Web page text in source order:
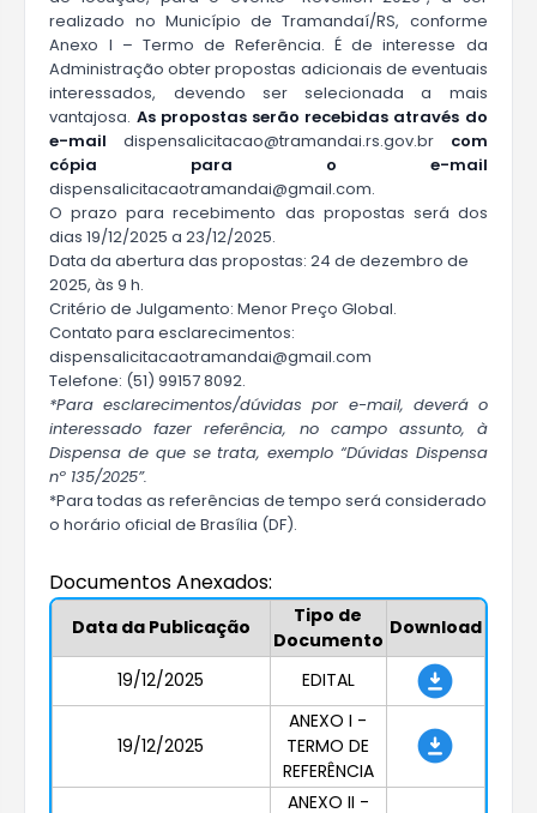
realizado no Município de Tramandaí/RS, conforme
Anexo I – Termo de Referência. É de interesse da
Administração obter propostas adicionais de eventuais
interessados, devendo ser selecionada a mais
vantajosa. As propostas serão recebidas através do
e-mail dispensalicitacao@tramandai.rs.gov.br
com
cópia para o e-mail
dispensalicitacaotramandai@gmail.com.
O prazo para recebimento das propostas será dos
dias 19/12/2025 a 23/12/2025.
Data da abertura das propostas: 24 de dezembro de
2025, às 9 h.
Critério de Julgamento: Menor Preço Global.
Contato para esclarecimentos:
dispensalicitacaotramandai@gmail.com
Telefone: (51) 99157 8092.
*Para esclarecimentos/dúvidas por e-mail, deverá o
interessado fazer referência, no campo assunto, à
Dispensa de que se trata, exemplo “Dúvidas Dispensa
nº 135/2025”.
*Para todas as referências de tempo será considerado
o horário oficial de Brasília (DF).
Documentos Anexados:
Data da Publicação
Tipo de
Documento
Download
19/12/2025 EDITAL
19/12/2025
ANEXO I -
TERMO DE
REFERÊNCIA
ANEXO II -